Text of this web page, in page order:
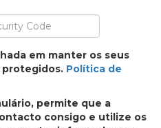
em manter os seus
protegidos. Política de
permite que a
consigo e utilize os